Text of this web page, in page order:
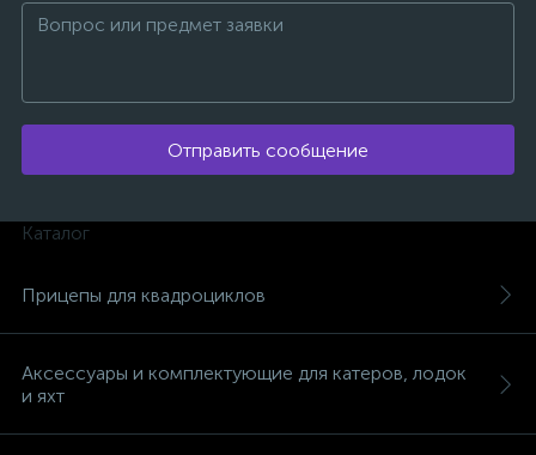
Отправить сообщение
Каталог
Прицепы для квадроциклов
Аксессуары и комплектующие для катеров, лодок
и яхт